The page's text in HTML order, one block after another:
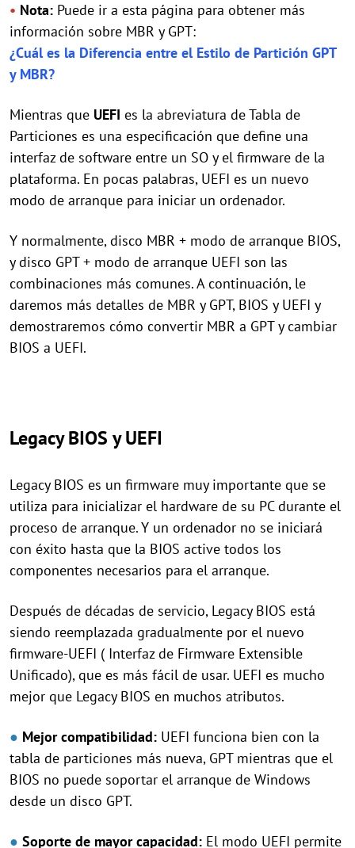
• Nota: Puede ir a esta página para obtener más
información sobre MBR y GPT:
¿Cuál es la Diferencia entre el Estilo de Partición GPT
y MBR?
Mientras que UEFI es la abreviatura de Tabla de
Particiones es una especificación que define una
interfaz de software entre un SO y el firmware de la
plataforma. En pocas palabras, UEFI es un nuevo
modo de arranque para iniciar un ordenador.
Y normalmente, disco MBR + modo de arranque BIOS,
y disco GPT + modo de arranque UEFI son las
combinaciones más comunes. A continuación, le
daremos más detalles de MBR y GPT, BIOS y UEFI y
demostraremos cómo convertir MBR a GPT y cambiar
BIOS a UEFI.
Legacy BIOS y UEFI
Legacy BIOS es un firmware muy importante que se
utiliza para inicializar el hardware de su PC durante el
proceso de arranque. Y un ordenador no se iniciará
con éxito hasta que la BIOS active todos los
componentes necesarios para el arranque.
Después de décadas de servicio, Legacy BIOS está
siendo reemplazada gradualmente por el nuevo
firmware-UEFI ( Interfaz de Firmware Extensible
Unificado), que es más fácil de usar. UEFI es mucho
mejor que Legacy BIOS en muchos atributos.
● Mejor compatibilidad: UEFI funciona bien con la
tabla de particiones más nueva, GPT mientras que el
BIOS no puede soportar el arranque de Windows
desde un disco GPT.
● Soporte de mayor capacidad: El modo UEFI permite